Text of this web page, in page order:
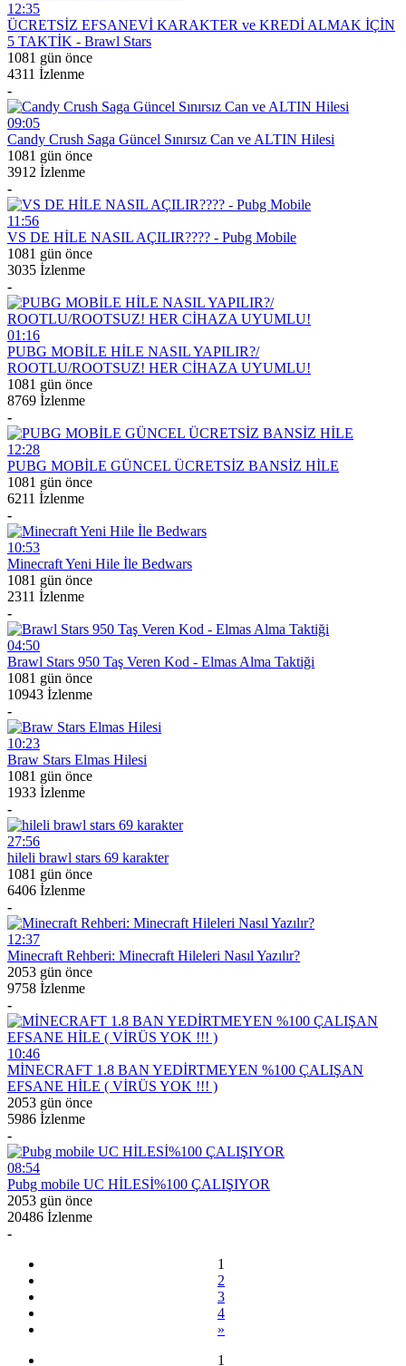
12:35
ÜCRETSİZ EFSANEVİ KARAKTER ve KREDİ ALMAK İÇİN
5 TAKTİK - Brawl Stars
1081 gün önce
4311 İzlenme
-
09:05
Candy Crush Saga Güncel Sınırsız Can ve ALTIN Hilesi
1081 gün önce
3912 İzlenme
-
11:56
VS DE HİLE NASIL AÇILIR???? - Pubg Mobile
1081 gün önce
3035 İzlenme
-
01:16
PUBG MOBİLE HİLE NASIL YAPILIR?/
ROOTLU/ROOTSUZ! HER CİHAZA UYUMLU!
1081 gün önce
8769 İzlenme
-
12:28
PUBG MOBİLE GÜNCEL ÜCRETSİZ BANSİZ HİLE
1081 gün önce
6211 İzlenme
-
10:53
Minecraft Yeni Hile İle Bedwars
1081 gün önce
2311 İzlenme
-
04:50
Brawl Stars 950 Taş Veren Kod - Elmas Alma Taktiği
1081 gün önce
10943 İzlenme
-
10:23
Braw Stars Elmas Hilesi
1081 gün önce
1933 İzlenme
-
27:56
hileli brawl stars 69 karakter
1081 gün önce
6406 İzlenme
-
12:37
Minecraft Rehberi: Minecraft Hileleri Nasıl Yazılır?
2053 gün önce
9758 İzlenme
-
10:46
MİNECRAFT 1.8 BAN YEDİRTMEYEN %100 ÇALIŞAN
EFSANE HİLE ( VİRÜS YOK !!! )
2053 gün önce
5986 İzlenme
-
08:54
Pubg mobile UC HİLESİ%100 ÇALIŞIYOR
2053 gün önce
20486 İzlenme
-
1
2
3
4
»
1